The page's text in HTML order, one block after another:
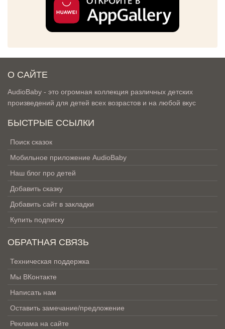
О САЙТЕ
AudioBaby - это огромная коллекция различных детских
произведений для детей всех возрастов и на любой вкус
БЫСТРЫЕ ССЫЛКИ
Поиск сказок
Мобильное приложение AudioBaby
Наш блог про детей
Добавить сказку
Добавить сайт в закладки
Купить подписку
ОБРАТНАЯ СВЯЗЬ
Техническая поддержка
Мы ВКонтакте
Написать нам
Оставить замечание/предложение
Реклама на сайте